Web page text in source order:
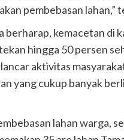
pembebasan lahan,”
berharap, kemacetan di
hingga 50 persen
aktivitas
yang cukup banyak
lahan warga,